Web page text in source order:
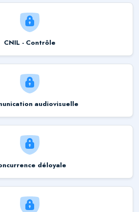
CNIL - Contrôle
audiovisuelle
déloyale